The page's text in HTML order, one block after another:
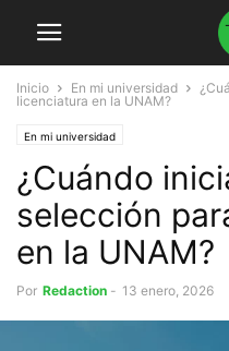
Inicio En mi universidad
licenciatura en la UNAM?
En mi universidad
¿Cuándo
selección
en la UNAM?
Por Redaction - 13 enero, 2026